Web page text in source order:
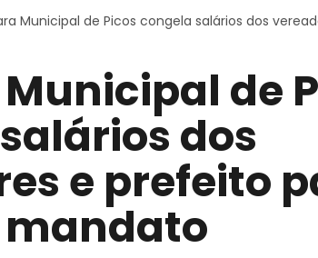
Municipal de Picos congela salários dos
de
dos
e prefeito